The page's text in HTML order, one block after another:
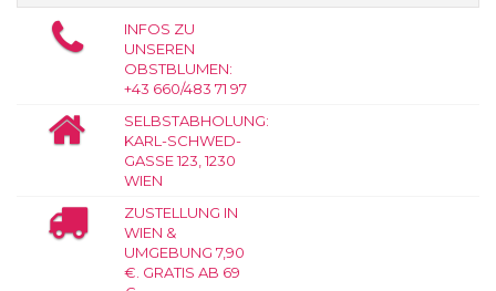
INFOS ZU
UNSEREN
OBSTBLUMEN:
+43 660/483 71 97
SELBSTABHOLUNG:
KARL-SCHWED-
GASSE 123, 1230
WIEN
ZUSTELLUNG IN
WIEN &
UMGEBUNG 7,90
€. GRATIS AB 69